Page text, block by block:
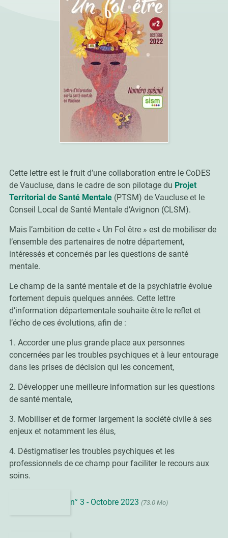
Cette lettre est le fruit d’une collaboration entre le CoDES
de Vaucluse, dans le cadre de son pilotage du Projet
Territorial de Santé Mentale(PTSM) de Vaucluse et le
Conseil Local de Santé Mentale d’Avignon (CLSM).
Mais l’ambition de cette « Un Fol être » est de mobiliser de
l’ensemble des partenaires de notre département,
intéressés et concernés par les questions de santé
mentale.
Le champ de la santé mentale et de la psychiatrie évolue
fortement depuis quelques années. Cette lettre
d’information départementale souhaite être le reflet et
l’écho de ces évolutions, afin de :
1. Accorder une plus grande place aux personnes
concernées par les troubles psychiques et à leur entourage
dans les prises de décision qui les concernent,
2. Développer une meilleure information sur les questions
de santé mentale,
3. Mobiliser et de former largement la société civile à ses
enjeux et notamment les élus,
4. Déstigmatiser les troubles psychiques et les
professionnels de ce champ pour faciliter le recours aux
soins.
n° 3 - Octobre 2023 (73.0 Mo)